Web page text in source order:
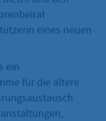
eines neuen
ein
für die ältere